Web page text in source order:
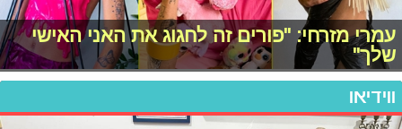
עמרי מזרחי: "פורים זה לחגוג את האני האישי
שלך"
ווידיאו